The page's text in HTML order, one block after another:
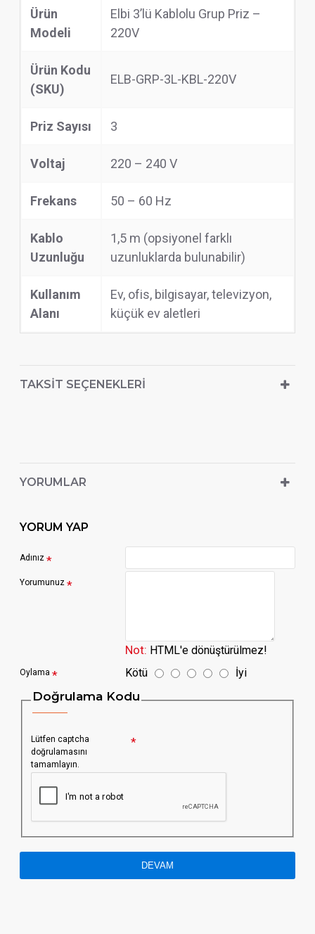
Ürün
Modeli
Elbi 3’lü Kablolu Grup Priz –
220V
Ürün Kodu
(SKU)
ELB-GRP-3L-KBL-220V
Priz Sayısı 3
Voltaj 220 – 240 V
Frekans 50 – 60 Hz
Kablo
Uzunluğu
1,5 m (opsiyonel farklı
uzunluklarda bulunabilir)
Kullanım
Alanı
Ev, ofis, bilgisayar, televizyon,
küçük ev aletleri
TAKSIT SEÇENEKLERI
YORUMLAR
YORUM YAP
Adınız
Yorumunuz
Not: HTML'e dönüştürülmez!
Oylama Kötü İyi
Doğrulama Kodu
Lütfen captcha
doğrulamasını
tamamlayın.
DEVAM